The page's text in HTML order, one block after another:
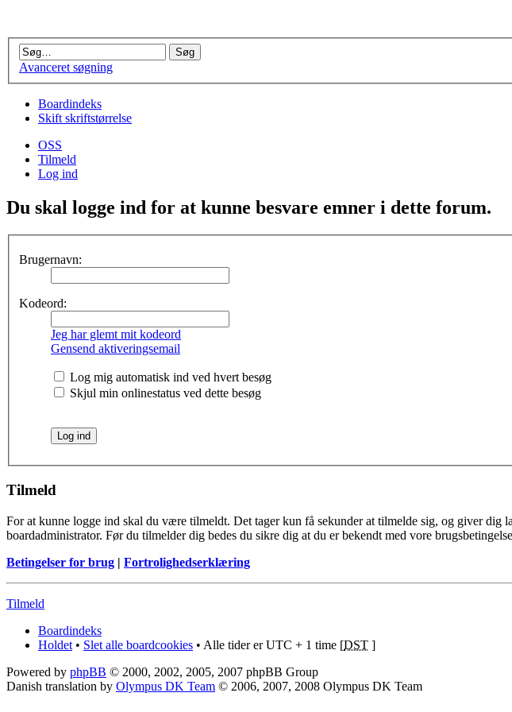
Avanceret søgning
Boardindeks
Skift skriftstørrelse
OSS
Tilmeld
Log ind
Du skal logge ind for at kunne besvare emner i dette forum.
Brugernavn:
Kodeord:
Jeg har glemt mit kodeord
Gensend aktiveringsemail
Log mig automatisk ind ved hvert besøg
Skjul min onlinestatus ved dette besøg
Tilmeld
For at kunne logge ind skal du være tilmeldt. Det tager kun få sekunder at tilmelde sig, og giver
boardadministrator. Før du tilmelder dig bedes du sikre dig at du er bekendt med vore
Betingelser for brug | Fortrolighedserklæring
Tilmeld
Boardindeks
Holdet • Slet alle boardcookies • Alle tider er UTC + 1 time [DST ]
Powered by phpBB © 2000, 2002, 2005, 2007 phpBB Group
Danish translation by Olympus DK Team © 2006, 2007, 2008 Olympus DK Team